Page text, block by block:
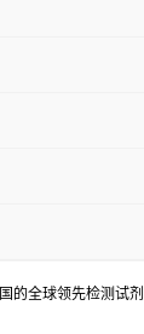
的全球领先检测试